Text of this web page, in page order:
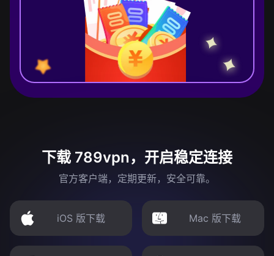
下载 789vpn，开启稳定连接
官方客户端，定期更新，安全可靠。
iOS 版下载 Mac 版下载